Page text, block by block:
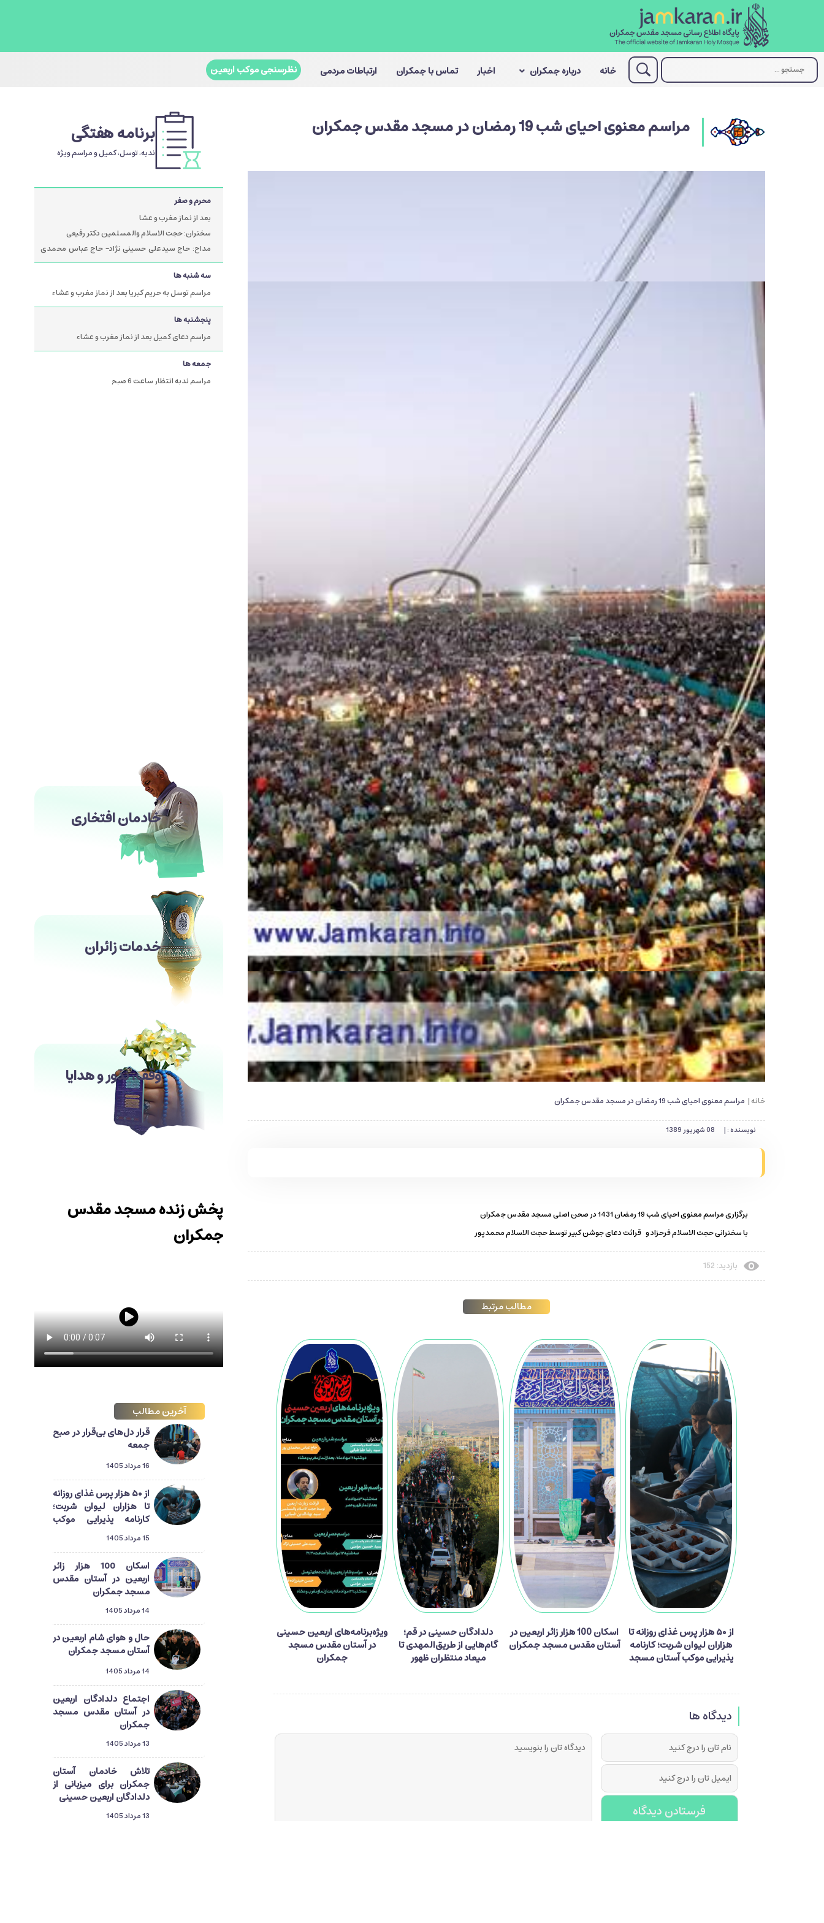
خانه درباره جمکران اخبار تماس با جمکران ارتباطات مردمی نظرسنجی موکب اربعین
مراسم معنوی احیای شب 19 رمضان در مسجد مقدس جمکران
خانه | مراسم معنوی احیای شب 19 رمضان در مسجد مقدس جمکران
نویسنده : | 08 شهریور 1389
برگزاری مراسم معنوی احیای شب 19 رمضان 1431 در صحن اصلی مسجد مقدس جمکران
با سخنرانی حجت الاسلام فرحزاد و قرائت دعای جوشن کبیر توسط حجت الاسلام محمدپور
بازدید: 152
مطالب مرتبط
از ۵۰ هزار پرس غذای روزانه تا
هزاران لیوان شربت؛ کارنامه
پذیرایی موکب آستان مسجد
اسکان 100 هزار زائر اربعین در
آستان مقدس مسجد جمکران
دلدادگان حسینی در قم؛
گام‌هایی از طریق‌المهدی تا
میعاد منتظران ظهور
ویژه‌برنامه‌های اربعین حسینی
در آستان مقدس مسجد
جمکران
دیدگاه ها
فرستادن دیدگاه
برنامه هفتگی
ندبه، توسل، کمیل و مراسم ویژه
محرم و صفر
بعد از نماز مغرب و عشا
سخنران: حجت الاسلام والمسلمین دکتر رفیعی
مداح: حاج سیدعلی حسینی نژاد- حاج عباس محمدی
پور
سه شنبه ها
مراسم توسل به حریم کبریا بعد از نماز مغرب و عشاء
پنجشنبه ها
مراسم دعای کمیل بعد از نماز مغرب و عشاء
جمعه ها
مراسم ندبه انتظار ساعت 6 صبح
خادمان افتخاری
خدمات زائران
وقف، نذور و هدایا
پخش زنده مسجد مقدس
جمکران
آخرین مطالب
قرار دل‌های بی‌قرار در صبح
جمعه
16 مرداد 1405
از ۵۰ هزار پرس غذای روزانه
تا هزاران لیوان شربت؛
کارنامه پذیرایی موکب
آستان مسجد جمکران از
زائران اربعین
15 مرداد 1405
اسکان 100 هزار زائر
اربعین در آستان مقدس
مسجد جمکران
14 مرداد 1405
حال و هوای شام اربعین در
آستان مسجد جمکران
14 مرداد 1405
اجتماع دلدادگان اربعین
در آستان مقدس مسجد
جمکران
13 مرداد 1405
تلاش خادمان آستان
جمکران برای میزبانی از
دلدادگان اربعین حسینی
13 مرداد 1405